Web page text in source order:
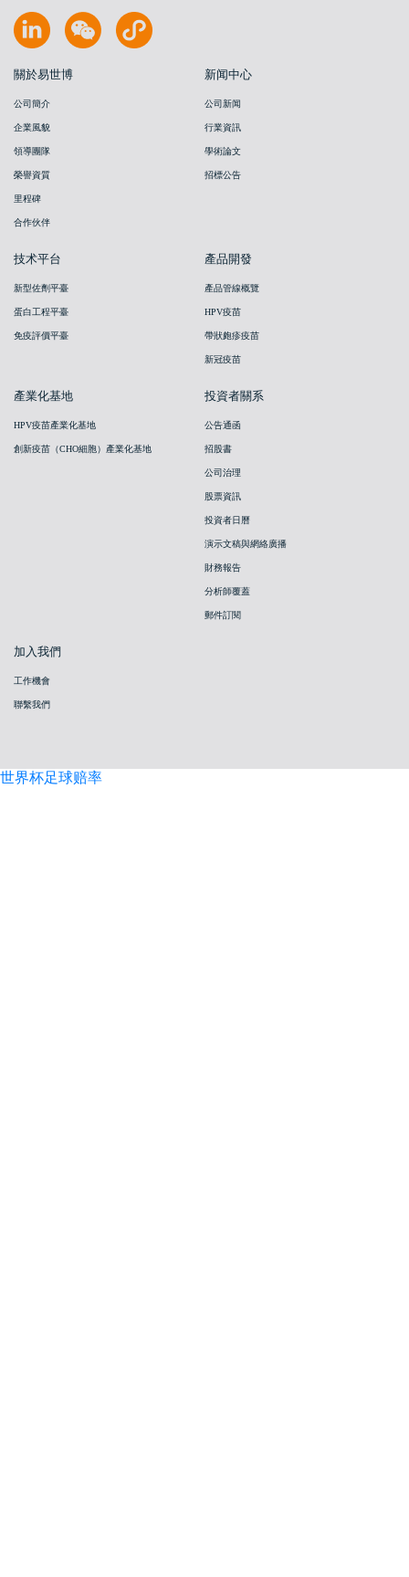
關於易世博
公司簡介
企業風貌
領導團隊
榮譽資質
里程碑
合作伙伴
新闻中心
公司新闻
行業資訊
學術論文
招標公告
技术平台
新型佐劑平臺
蛋白工程平臺
免疫評價平臺
產品開發
產品管線概覽
HPV疫苗
帶狀皰疹疫苗
新冠疫苗
產業化基地
HPV疫苗產業化基地
創新疫苗（CHO細胞）產業化基地
投資者關系
公告通函
招股書
公司治理
股票資訊
投資者日曆
演示文稿與網絡廣播
財務報告
分析師覆蓋
郵件訂閱
加入我們
工作機會
聯繫我們
世界杯足球赔率